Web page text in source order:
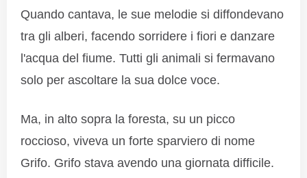
Quando cantava, le sue melodie si diffondevano
tra gli alberi, facendo sorridere i fiori e danzare
l'acqua del fiume. Tutti gli animali si fermavano
solo per ascoltare la sua dolce voce.
Ma, in alto sopra la foresta, su un picco
roccioso, viveva un forte sparviero di nome
Grifo. Grifo stava avendo una giornata difficile.